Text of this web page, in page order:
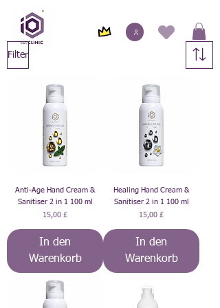
Filter
Anti-Age Hand Cream &
Sanitiser 2 in 1 100 ml
Preis
15,00 £
In den
Warenkorb
Healing Hand Cream &
Sanitiser 2 in 1 100 ml
Preis
15,00 £
In den
Warenkorb